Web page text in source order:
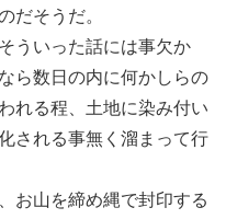
だそうだ。
ういった話には事欠か
ら数日の内に何かしらの
れる程、土地に染み付い
される事無く溜まって行
お山を締め縄で封印する